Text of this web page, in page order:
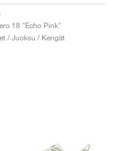
18 "Echo Pink"
/ Juoksu / Kengät